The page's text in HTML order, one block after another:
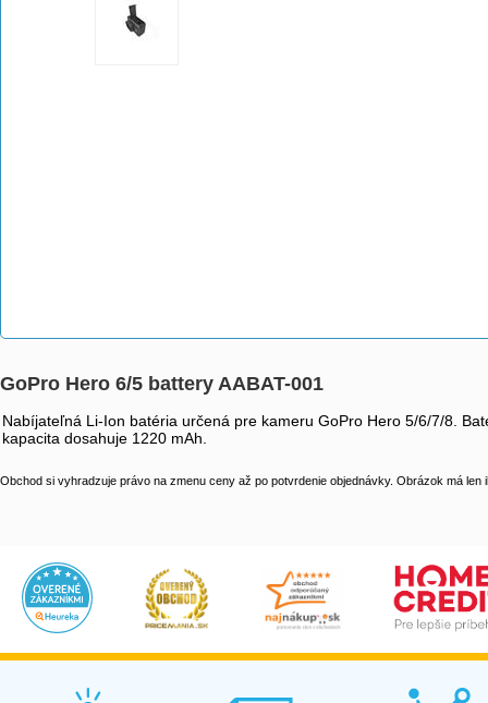
GoPro Hero 6/5 battery AABAT-001
Nabíjateľná Li-Ion batéria určená pre kameru GoPro Hero 5/6/7/8.
kapacita dosahuje 1220 mAh.
Obchod si vyhradzuje právo na zmenu ceny až po potvrdenie objednávky. Obrázok má len